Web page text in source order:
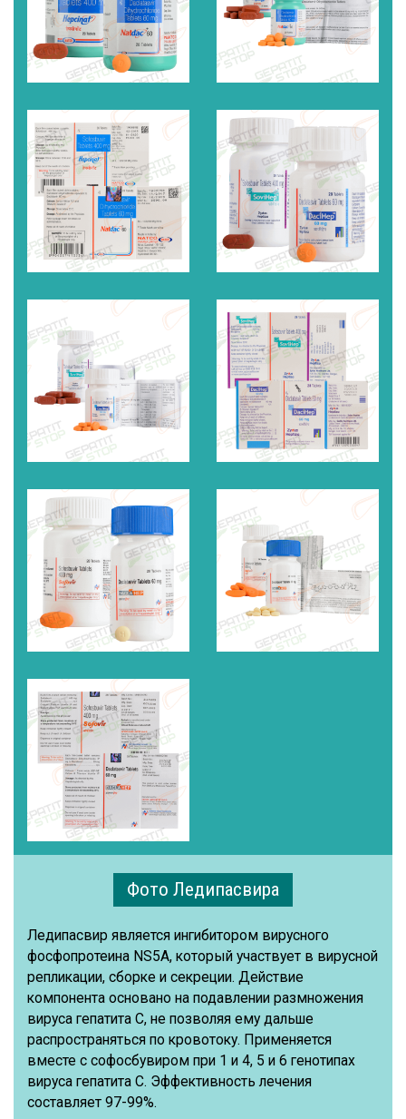
Фото Ледипасвира
Ледипасвир является ингибитором вирусного
фосфопротеина NS5A, который участвует в вирусной
репликации, сборке и секреции. Действие
компонента основано на подавлении размножения
вируса гепатита С, не позволяя ему дальше
распространяться по кровотоку. Применяется
вместе с софосбувиром при 1 и 4, 5 и 6 генотипах
вируса гепатита С. Эффективность лечения
составляет 97-99%.